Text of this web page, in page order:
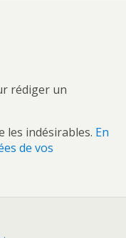
rédiger un
les indésirables. En
de vos